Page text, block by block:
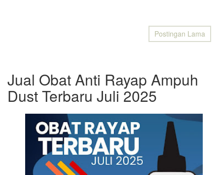
Postingan Lama
Jual Obat Anti Rayap Ampuh
Dust Terbaru Juli 2025